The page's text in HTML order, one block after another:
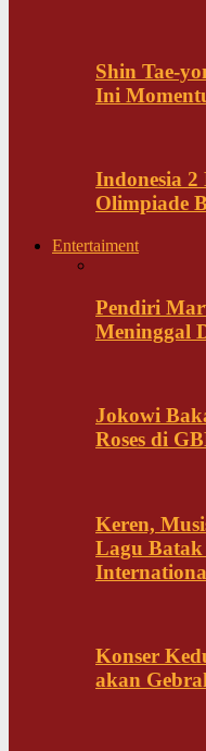
Shin Tae-
Ini
Indonesia 2
Olimpiade
Entertaiment
Pendiri
Meninggal
Jokowi
Roses di
Keren,
Lagu Batak
Konser
akan